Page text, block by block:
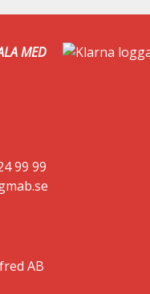
MED
99 99
AB